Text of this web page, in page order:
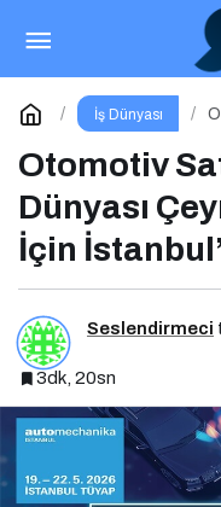
İş Dünyası
Otomotiv
Dünyası
İçin
Seslendirmeci
3dk, 20sn
Hırdavat
İstanbul Hazır!
Yorum Yap